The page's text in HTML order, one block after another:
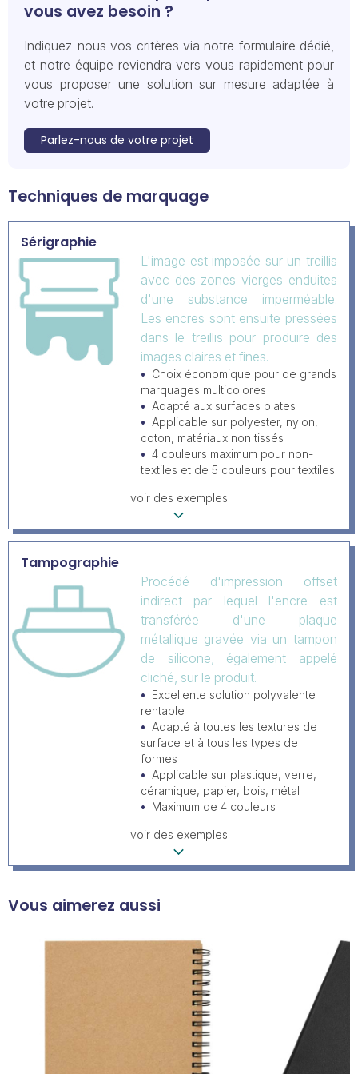
vous avez besoin ?
Indiquez-nous vos critères via notre formulaire dédié,
et notre équipe reviendra vers vous rapidement pour
vous proposer une solution sur mesure adaptée à
votre projet.
Parlez-nous de votre projet
Techniques de marquage
Sérigraphie
L'image est imposée sur un treillis
avec des zones vierges enduites
d'une substance imperméable.
Les encres sont ensuite pressées
dans le treillis pour produire des
images claires et fines.
Choix économique pour de grands
marquages multicolores
Adapté aux surfaces plates
Applicable sur polyester, nylon,
coton, matériaux non tissés
4 couleurs maximum pour non-
textiles et de 5 couleurs pour textiles
voir des exemples
Tampographie
Procédé d'impression offset
indirect par lequel l'encre est
transférée d'une plaque
métallique gravée via un tampon
de silicone, également appelé
cliché, sur le produit.
Excellente solution polyvalente
rentable
Adapté à toutes les textures de
surface et à tous les types de
formes
Applicable sur plastique, verre,
céramique, papier, bois, métal
Maximum de 4 couleurs
voir des exemples
Vous aimerez aussi